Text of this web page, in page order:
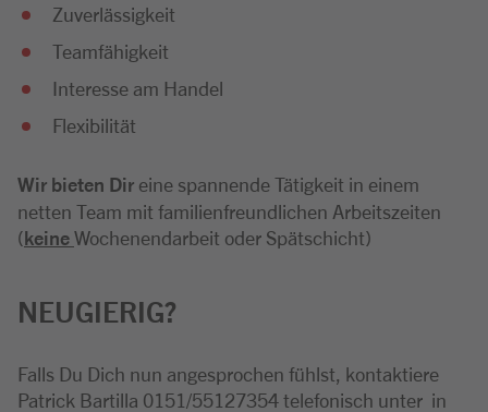
Zuverlässigkeit
Teamfähigkeit
Interesse am Handel
Flexibilität
Wir bieten Dir eine spannende Tätigkeit in einem
netten Team mit familienfreundlichen Arbeitszeiten
(keineWochenendarbeit oder Spätschicht)
NEUGIERIG?
Falls Du Dich nun angesprochen fühlst, kontaktiere
Patrick Bartilla 0151/55127354 telefonisch unter in